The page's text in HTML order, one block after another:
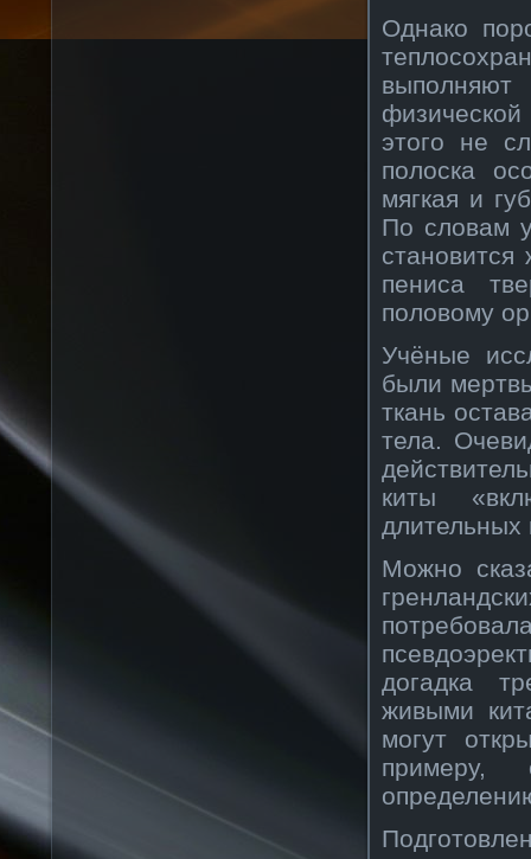
Однако
физической
этого не
полоска
мягкая и
По словам
пениса
половому
Учёные
были
ткань
тела.
киты
длительных
Можно
догадка
живыми
могут
примеру,